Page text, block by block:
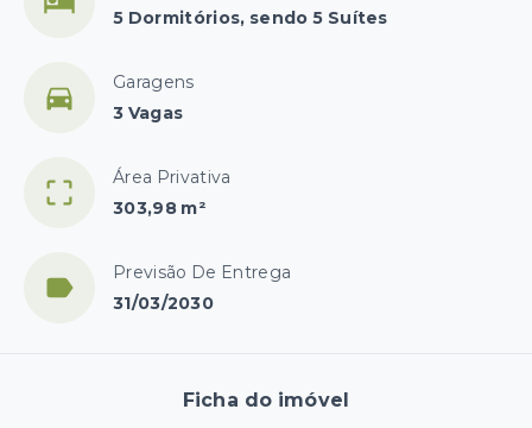
5 Dormitórios, sendo 5 Suítes
Garagens
3 Vagas
Área Privativa
303,98 m²
Previsão De Entrega
31/03/2030
Ficha do imóvel